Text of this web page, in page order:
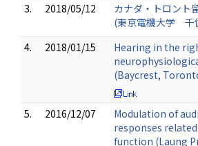
3.
2018/05/12
カナダ・トロント
(東京電機大学 千
4.
2018/01/15
Hearing in the
(Baycrest,
5. 2016/12/07
Modulation of
responses
function (Laung